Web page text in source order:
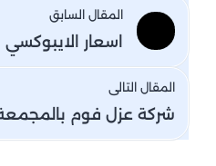
المقال السابق
اسعار الايبوكسي
المقال التالى
شركة عزل فوم